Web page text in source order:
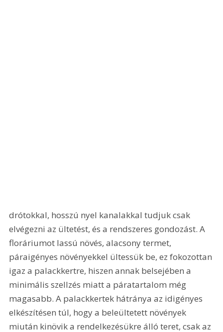
drótokkal, hosszú nyel kanalakkal tudjuk csak
elvégezni az ültetést, és a rendszeres gondozást. A
floráriumot lassú növés, alacsony termet,
páraigényes növényekkel ültessük be, ez fokozottan
igaz a palackkertre, hiszen annak belsejében a
minimális szellzés miatt a páratartalom még
magasabb. A palackkertek hátránya az idigényes
elkészítésen túl, hogy a beleültetett növények 
miután kinövik a rendelkezésükre álló teret, csak az